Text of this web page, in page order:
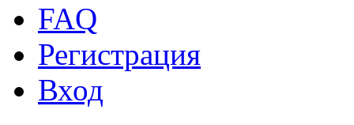
FAQ
Регистрация
Вход